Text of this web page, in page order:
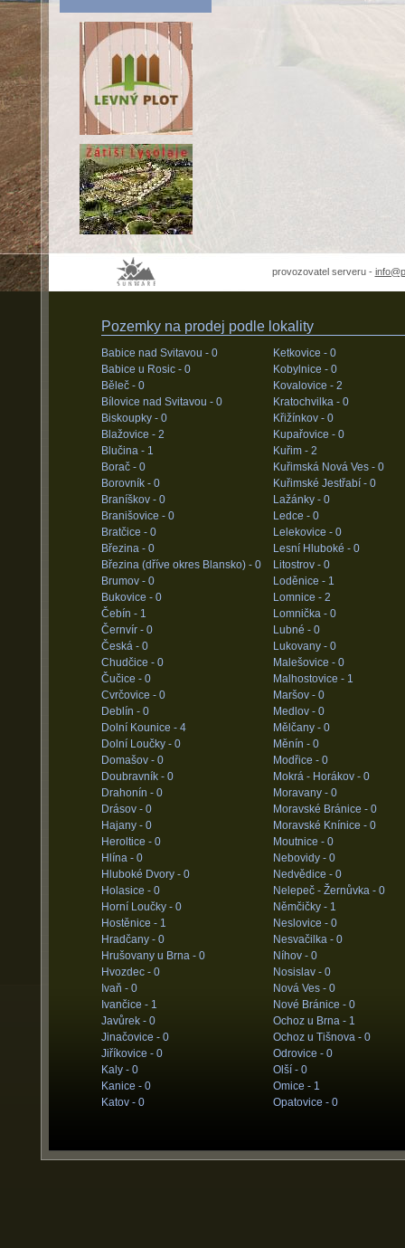
provozovatel serveru -
Pozemky na prodej podle lokality
Babice nad Svitavou - 0
Babice u Rosic - 0
Běleč - 0
Bílovice nad Svitavou - 0
Biskoupky - 0
Blažovice - 2
Blučina - 1
Borač - 0
Borovník - 0
Braníškov - 0
Branišovice - 0
Bratčice - 0
Březina - 0
Březina (dříve okres Blansko) - 0
Brumov - 0
Bukovice - 0
Čebín - 1
Černvír - 0
Česká - 0
Chudčice - 0
Čučice - 0
Cvrčovice - 0
Deblín - 0
Dolní Kounice - 4
Dolní Loučky - 0
Domašov - 0
Doubravník - 0
Drahonín - 0
Drásov - 0
Hajany - 0
Heroltice - 0
Hlína - 0
Hluboké Dvory - 0
Holasice - 0
Horní Loučky - 0
Hostěnice - 1
Hradčany - 0
Hrušovany u Brna - 0
Hvozdec - 0
Ivaň - 0
Ivančice - 1
Javůrek - 0
Jinačovice - 0
Jiříkovice - 0
Kaly - 0
Kanice - 0
Katov - 0
Ketkovice - 0
Kobylnice - 0
Kovalovice - 2
Kratochvilka - 0
Křižínkov - 0
Kupařovice - 0
Kuřim - 2
Kuřimská Nová Ves - 0
Kuřimské Jestřabí - 0
Lažánky - 0
Ledce - 0
Lelekovice - 0
Lesní Hluboké - 0
Litostrov - 0
Loděnice - 1
Lomnice - 2
Lomnička - 0
Lubné - 0
Lukovany - 0
Malešovice - 0
Malhostovice - 1
Maršov - 0
Medlov - 0
Mělčany - 0
Měnín - 0
Modřice - 0
Mokrá - Horákov - 0
Moravany - 0
Moravské Bránice - 0
Moravské Knínice - 0
Moutnice - 0
Nebovidy - 0
Nedvědice - 0
Nelepeč - Žernůvka - 0
Němčičky - 1
Neslovice - 0
Nesvačilka - 0
Níhov - 0
Nosislav - 0
Nová Ves - 0
Nové Bránice - 0
Ochoz u Brna - 1
Ochoz u Tišnova - 0
Odrovice - 0
Olší - 0
Omice - 1
Opatovice - 0